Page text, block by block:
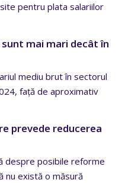
pentru plata salariilor
mai mari decât în
mediu brut în sectorul
față de aproximativ
prevede reducerea
despre posibile reforme
nu există o măsură